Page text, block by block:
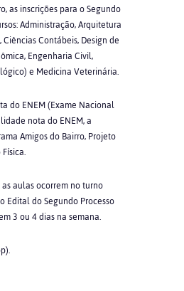
as inscrições para o Segundo
Administração, Arquitetura
Contábeis, Design de
Engenharia Civil,
e Medicina Veterinária.
do ENEM (Exame Nacional
nota do ENEM, a
Amigos do Bairro, Projeto
aulas ocorrem no turno
Edital do Segundo Processo
3 ou 4 dias na semana.